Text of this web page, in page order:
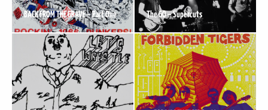
BACK FROM THE GRAVE – Part One The GO – Supercuts